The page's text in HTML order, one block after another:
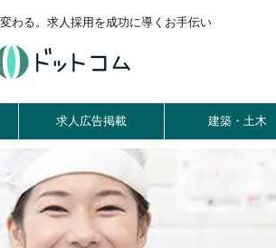
わる。求人採用を成功に導くお手伝い
求人広告掲載 建築・土木